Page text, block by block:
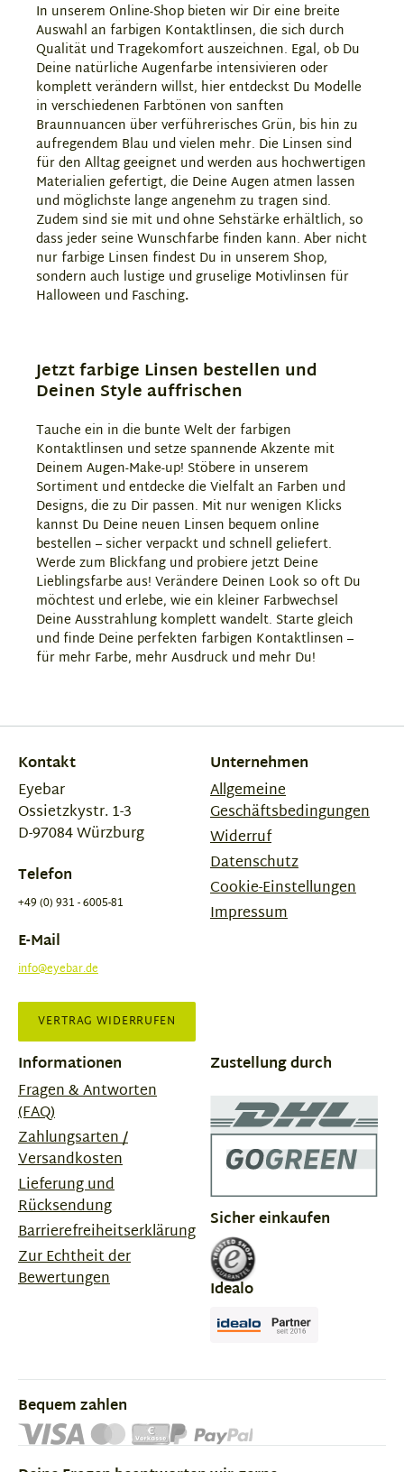
In unserem Online-Shop bieten wir Dir eine breite
Auswahl an farbigen Kontaktlinsen, die sich durch
Qualität und Tragekomfort auszeichnen. Egal, ob Du
Deine natürliche Augenfarbe intensivieren oder
komplett verändern willst, hier entdeckst Du Modelle
in verschiedenen Farbtönen von sanften
Braunnuancen über verführerisches Grün, bis hin zu
aufregendem Blau und vielen mehr. Die Linsen sind
für den Alltag geeignet und werden aus hochwertigen
Materialien gefertigt, die Deine Augen atmen lassen
und möglichste lange angenehm zu tragen sind.
Zudem sind sie mit und ohne Sehstärke erhältlich, so
dass jeder seine Wunschfarbe finden kann. Aber nicht
nur farbige Linsen findest Du in unserem Shop,
sondern auch lustige und gruselige Motivlinsen für
Halloween und Fasching.
Jetzt farbige Linsen bestellen und
Deinen Style auffrischen
Tauche ein in die bunte Welt der farbigen
Kontaktlinsen und setze spannende Akzente mit
Deinem Augen-Make-up! Stöbere in unserem
Sortiment und entdecke die Vielfalt an Farben und
Designs, die zu Dir passen. Mit nur wenigen Klicks
kannst Du Deine neuen Linsen bequem online
bestellen – sicher verpackt und schnell geliefert.
Werde zum Blickfang und probiere jetzt Deine
Lieblingsfarbe aus! Verändere Deinen Look so oft Du
möchtest und erlebe, wie ein kleiner Farbwechsel
Deine Ausstrahlung komplett wandelt. Starte gleich
und finde Deine perfekten farbigen Kontaktlinsen –
für mehr Farbe, mehr Ausdruck und mehr Du!
Kontakt
Eyebar
Ossietzkystr. 1-3
D-97084 Würzburg
Telefon
+49 (0) 931 - 6005-81
E-Mail
info@eyebar.de
VERTRAG WIDERRUFEN
Unternehmen
Allgemeine
Geschäftsbedingungen
Widerruf
Datenschutz
Cookie-Einstellungen
Impressum
Informationen
Fragen & Antworten
(FAQ)
Zahlungsarten /
Versandkosten
Lieferung und
Rücksendung
Barrierefreiheitserklärung
Zur Echtheit der
Bewertungen
Zustellung durch
Sicher einkaufen
Idealo
Bequem zahlen